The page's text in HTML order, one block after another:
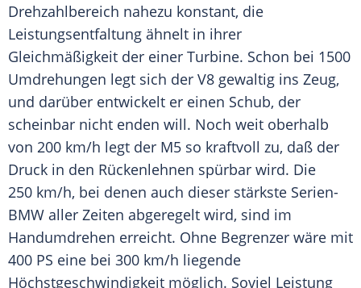
Drehzahlbereich nahezu konstant, die
Leistungsentfaltung ähnelt in ihrer
Gleichmäßigkeit der einer Turbine. Schon bei 1500
Umdrehungen legt sich der V8 gewaltig ins Zeug,
und darüber entwickelt er einen Schub, der
scheinbar nicht enden will. Noch weit oberhalb
von 200 km/h legt der M5 so kraftvoll zu, daß der
Druck in den Rückenlehnen spürbar wird. Die
250 km/h, bei denen auch dieser stärkste Serien-
BMW aller Zeiten abgeregelt wird, sind im
Handumdrehen erreicht. Ohne Begrenzer wäre mit
400 PS eine bei 300 km/h liegende
Höchstgeschwindigkeit möglich. Soviel Leistung